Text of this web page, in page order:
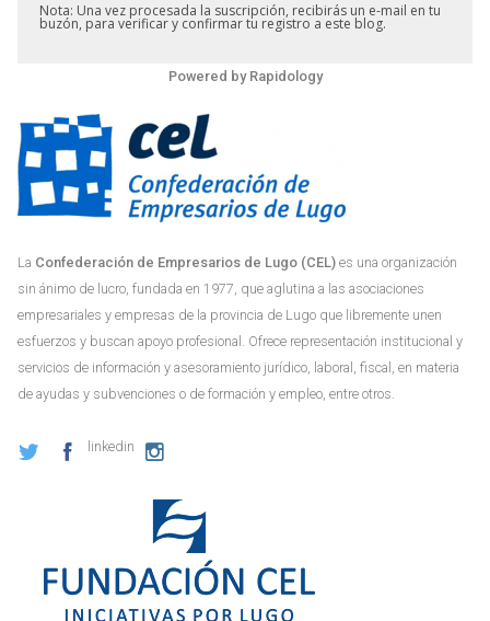
Nota: Una vez procesada la suscripción, recibirás un e-mail en tu
buzón, para verificar y confirmar tu registro a este blog.
Powered by Rapidology
La Confederación de Empresarios de Lugo (CEL) es una organización
sin ánimo de lucro, fundada en 1977, que aglutina a las asociaciones
empresariales y empresas de la provincia de Lugo que libremente unen
esfuerzos y buscan apoyo profesional. Ofrece representación institucional y
servicios de información y asesoramiento jurídico, laboral, fiscal, en materia
de ayudas y subvenciones o de formación y empleo, entre otros.
linkedin